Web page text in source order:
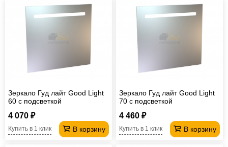
Кресла-
Зеркало Гуд лайт Good Light
60 с подсветкой
4 070 ₽
В корзину
Купить в 1 клик
Зеркало Гуд лайт Good Light
70 с подсветкой
4 460 ₽
В корзину
Купить в 1 клик